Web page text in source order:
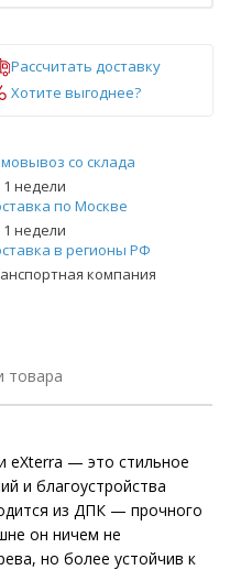
Рассчитать доставку
Хотите выгоднее?
со склада
1 недели
по Москве
1 недели
в регионы РФ
компания
товара
eXterra — это стильное
и благоустройства
из ДПК — прочного
он ничем не
но более устойчив к